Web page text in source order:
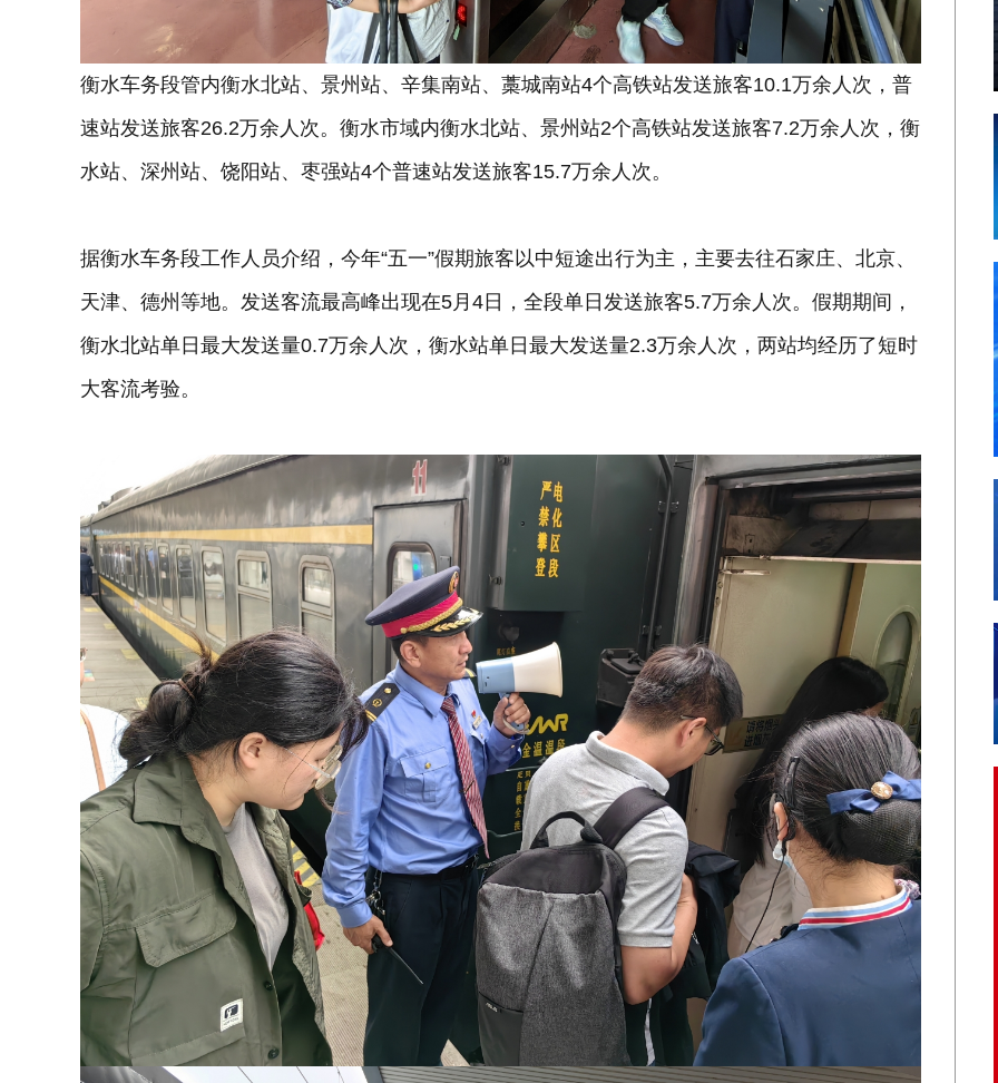
衡水车务段管内衡水北站、景州站、辛集南站、藁城南站4个高铁站发送旅客10.1万余人次，普
速站发送旅客26.2万余人次。衡水市域内衡水北站、景州站2个高铁站发送旅客7.2万余人次，衡
水站、深州站、饶阳站、枣强站4个普速站发送旅客15.7万余人次。
据衡水车务段工作人员介绍，今年“五一”假期旅客以中短途出行为主，主要去往石家庄、北京、
天津、德州等地。发送客流最高峰出现在5月4日，全段单日发送旅客5.7万余人次。假期期间，
衡水北站单日最大发送量0.7万余人次，衡水站单日最大发送量2.3万余人次，两站均经历了短时
大客流考验。